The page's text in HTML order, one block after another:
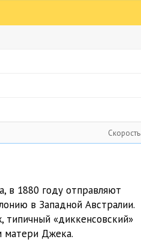
Скорость
в 1880 году отправляют
в Западной Австралии.
типичный «диккенсовский»
матери Джека.